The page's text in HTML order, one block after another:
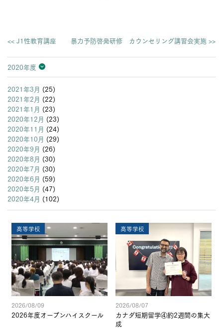
<< J1性教育講座 暴力予防啓発研修 カウンセリング講習会実施 >>
2020年度
2026年度
2025年度
2024年度
2023年度
2022年度
2021年度
2020年度
2019年度
2018年度
2017年度
2016年度
2015年度
2014年度
2013年度
2021年3月 (25)
2021年2月 (22)
2021年1月 (23)
2020年12月 (23)
2020年11月 (24)
2020年10月 (29)
2020年9月 (26)
2020年8月 (30)
2020年7月 (30)
2020年6月 (59)
2020年5月 (47)
2020年4月 (102)
高等学校
2026/08/09
2026年度オープンハイスクール
高等学校
2026/08/07
カナダ短期留学④約2週間の集大
成